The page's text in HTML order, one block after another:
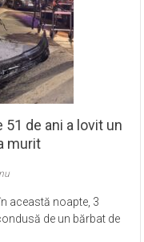
de ani a lovit un
murit
această noapte, 3
de un bărbat de